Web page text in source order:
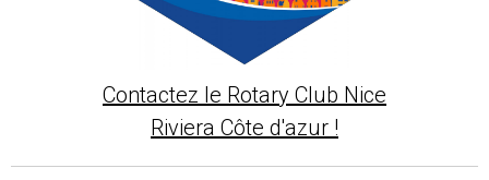
Contactez le Rotary Club Nice
Riviera Côte d'azur !